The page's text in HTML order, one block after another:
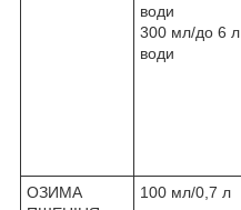
води
300 мл/до 6 л
води
ОЗИМА
100 мл/0,7 л